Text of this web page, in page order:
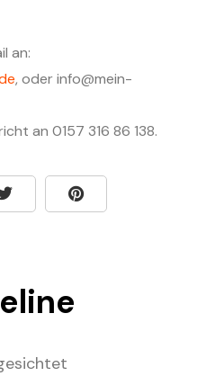
an:
, oder ⁠⁠⁠⁠⁠⁠⁠⁠⁠⁠⁠⁠⁠⁠⁠⁠⁠⁠⁠⁠⁠⁠⁠⁠⁠⁠⁠⁠⁠⁠⁠⁠⁠⁠⁠⁠⁠⁠⁠⁠⁠⁠⁠⁠⁠⁠⁠⁠⁠⁠⁠⁠⁠⁠⁠⁠⁠⁠⁠⁠⁠⁠⁠⁠⁠⁠⁠⁠⁠⁠⁠info@mein-
an 0157 316 86 138.